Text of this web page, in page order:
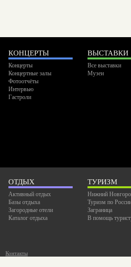
КОНЦЕРТЫ
Концерты
Концертные залы
Фотоотчёты
Интервью
Гастроли
ВЫСТАВКИ
Все выставки
Музеи
ОТДЫХ
Активный отдых
Базы отдыха
Загородные отели
Каталог отдыха
ТУРИЗМ
Нижний
Туризм по
Заграница
В помощь
Контакты